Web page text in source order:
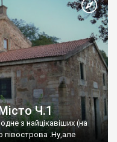
Ч.1
з найцікавіших (на
півострова .Ну,але